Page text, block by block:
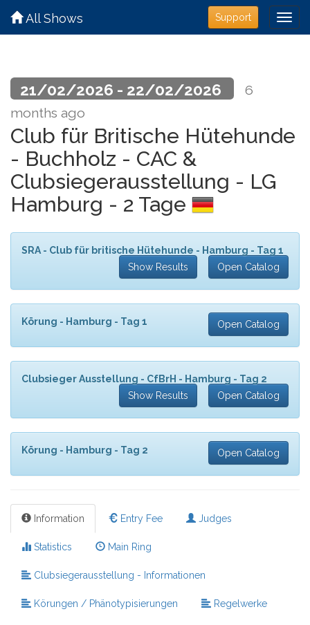
Support
All Shows
21/02/2026 - 22/02/2026
6
months ago
Club für Britische Hütehunde
- Buchholz - CAC &
Clubsiegerausstellung - LG
Hamburg - 2 Tage
SRA - Club für britische Hütehunde - Hamburg - Tag 1
Show Results
Open Catalog
Körung - Hamburg - Tag 1 Open Catalog
Clubsieger Ausstellung - CfBrH - Hamburg - Tag 2
Show Results
Open Catalog
Körung - Hamburg - Tag 2 Open Catalog
Information Entry Fee Judges
Statistics Main Ring
Clubsiegerausstellung - Informationen
Körungen / Phänotypisierungen Regelwerke